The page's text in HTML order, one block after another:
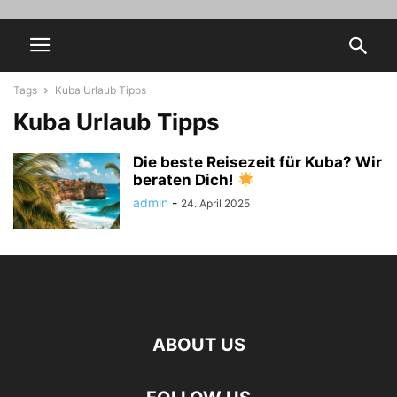
Tags Kuba Urlaub Tipps
Kuba Urlaub Tipps
Die beste Reisezeit für Kuba? Wir
beraten Dich!
admin - 24. April 2025
ABOUT US